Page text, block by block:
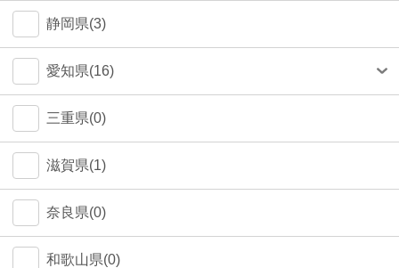
荒川区(0)
北区(0)
中野区(0)
江東区(0)
静岡県(3)
愛知県(16)
名古屋市(14)
三重県(0)
滋賀県(1)
奈良県(0)
和歌山県(0)